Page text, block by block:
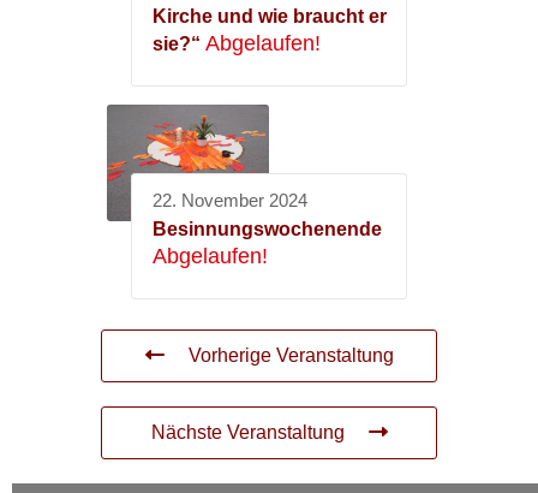
Kirche und wie braucht er
sie?“ Abgelaufen!
22. November 2024
Besinnungswochenende
Abgelaufen!
Vorherige Veranstaltung
Nächste Veranstaltung